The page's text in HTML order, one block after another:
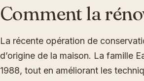
Comment la
La récente opération de
d’origine de la maison. La famille
1988, tout en améliorant les